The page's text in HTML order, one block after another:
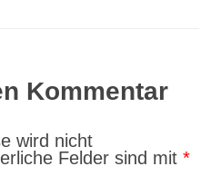
Kommentar
wird nicht
Felder sind mit *